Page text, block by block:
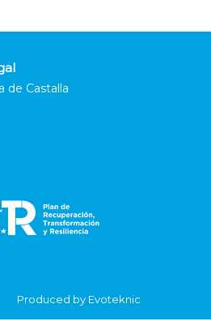
de Castalla
Produced by Evoteknic